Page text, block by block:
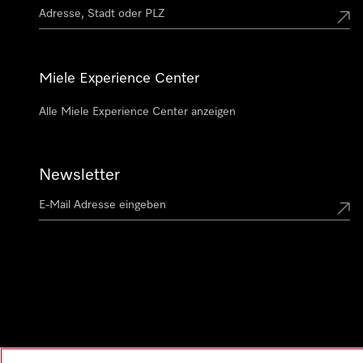
Miele Experience Center
Alle Miele Experience Center anzeigen
Newsletter